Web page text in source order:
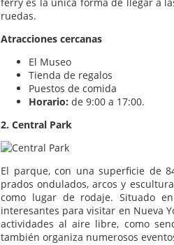
ruedas.
Atracciones cercanas
El Museo
Tienda de regalos
Puestos de comida
Horario: de 9:00 a 17:00.
2. Central Park
El parque, con una superficie de
prados ondulados, arcos y
como lugar de rodaje. Situado
interesantes para visitar en Nueva
actividades al aire libre, como
también organiza numerosos